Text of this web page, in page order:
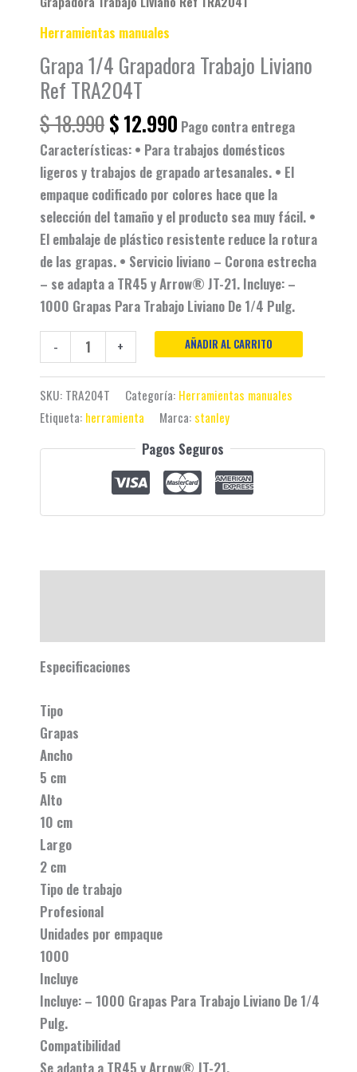
Herramientas manuales
Grapa 1/4 Grapadora Trabajo Liviano
Ref TRA204T
$18.990$12.990 Pago contra entrega
Características: • Para trabajos domésticos
ligeros y trabajos de grapado artesanales. • El
empaque codificado por colores hace que la
selección del tamaño y el producto sea muy fácil. •
El embalaje de plástico resistente reduce la rotura
de las grapas. • Servicio liviano – Corona estrecha
– se adapta a TR45 y Arrow® JT-21. Incluye: –
1000 Grapas Para Trabajo Liviano De 1/4 Pulg.
- + AÑADIR AL CARRITO
SKU: TRA204T Categoría: Herramientas manuales
Etiqueta: herramienta Marca: stanley
Pagos Seguros
Especificaciones
Tipo
Grapas
Ancho
5 cm
Alto
10 cm
Largo
2 cm
Tipo de trabajo
Profesional
Unidades por empaque
1000
Incluye
Incluye: – 1000 Grapas Para Trabajo Liviano De 1/4
Pulg.
Compatibilidad
Se adapta a TR45 y Arrow® JT-21.